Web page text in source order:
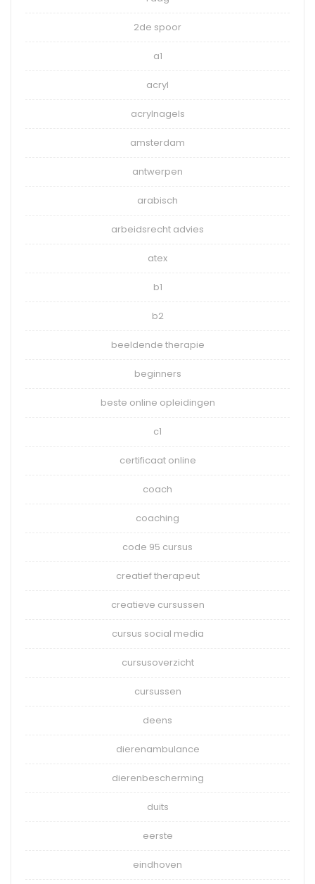
2de spoor
a1
acryl
acrylnagels
amsterdam
antwerpen
arabisch
arbeidsrecht advies
atex
b1
b2
beeldende therapie
beginners
beste online opleidingen
c1
certificaat online
coach
coaching
code 95 cursus
creatief therapeut
creatieve cursussen
cursus social media
cursusoverzicht
cursussen
deens
dierenambulance
dierenbescherming
duits
eerste
eindhoven